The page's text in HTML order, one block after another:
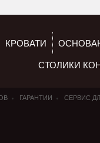
КРОВАТИ
СТОЛИКИ
ГАРАНТИИ СЕРВИС